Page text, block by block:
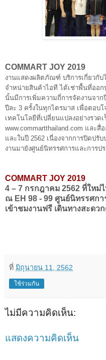
COMMART JOY 2019
งานแสดงผลิตภัณฑ์ บริการเกี่ยวกั
จำหน่ายสินค้าไอที ได้เช่าพื้นที่ออ
นั้นมีการเพิ่มความถี่การจัดงานจาก
ปีละ 3 ครั้งในทุกไตรมาส เพื่อตอบ
เทคโนโลยีที่เปลี่ยนแปลงอย่างรวด
www.commartthailand.com และ
และในปี 2562 เนื่องจากการปิดปรั
งานมายังศูนย์นิทรรศการและการป
COMMART JOY 2019
4 – 7 กรกฎาคม 2562 ที่ใหม่
ณ EH 98 - 99 ศูนย์นิทรรศก
เข้าชมงานฟรี เดินทางสะดว
ที่ มิถุนายน 11, 2562
ใช้ร่วมกัน
ไม่มีความคิดเห็น:
แสดงความคิดเห็น